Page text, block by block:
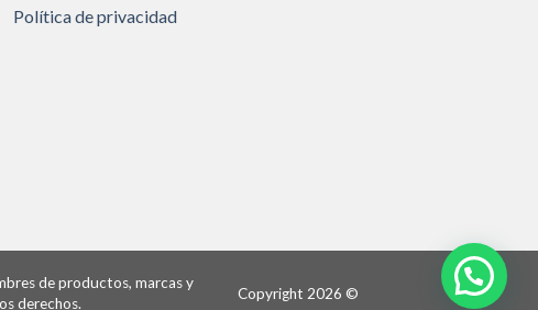
Política de privacidad
de productos, marcas y
derechos.
Copyright 2026 ©